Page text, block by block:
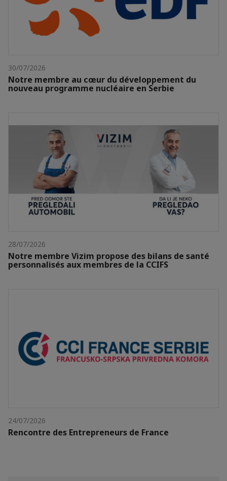
30/07/2026
Notre membre au cœur du développement du
nouveau programme nucléaire en Serbie
28/07/2026
Notre membre Vizim propose des bilans de santé
personnalisés aux membres de la CCIFS
24/07/2026
Rencontre des Entrepreneurs de France